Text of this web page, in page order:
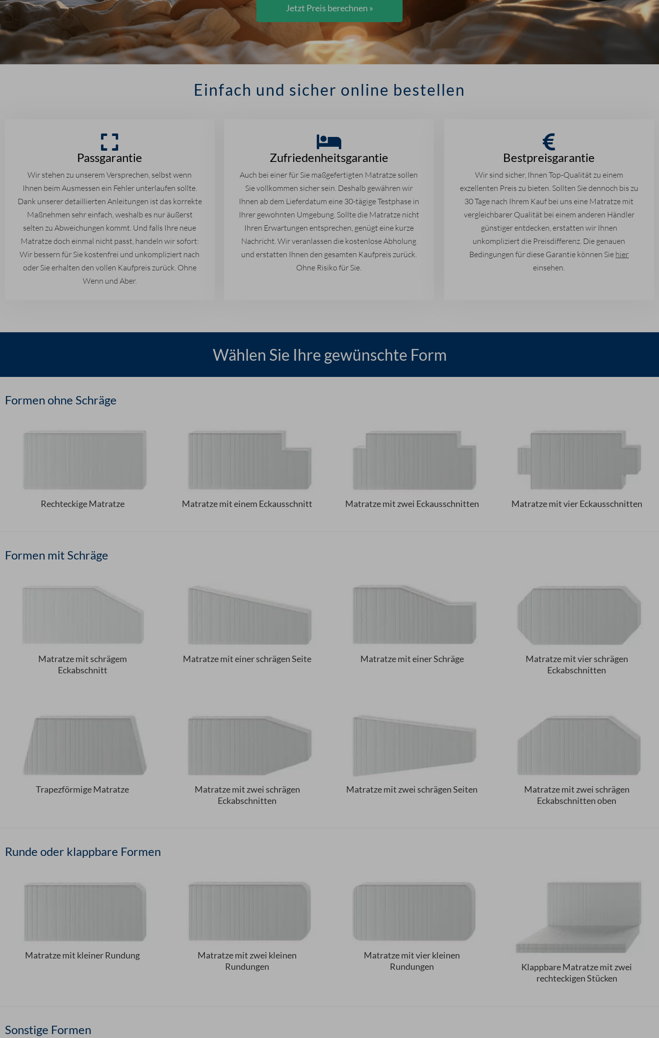
Jetzt Preis berechnen »
Einfach und sicher online bestellen
Passgarantie
Wir stehen zu unserem Versprechen, selbst wenn
Ihnen beim Ausmessen ein Fehler unterlaufen sollte.
Dank unserer detaillierten Anleitungen ist das korrekte
Maßnehmen sehr einfach, weshalb es nur äußerst
selten zu Abweichungen kommt. Und falls Ihre neue
Matratze doch einmal nicht passt, handeln wir sofort:
Wir bessern für Sie kostenfrei und unkompliziert nach
oder Sie erhalten den vollen Kaufpreis zurück. Ohne
Wenn und Aber.
Zufriedenheitsgarantie
Auch bei einer für Sie maßgefertigten Matratze sollen
Sie vollkommen sicher sein. Deshalb gewähren wir
Ihnen ab dem Lieferdatum eine 30-tägige Testphase in
Ihrer gewohnten Umgebung. Sollte die Matratze nicht
Ihren Erwartungen entsprechen, genügt eine kurze
Nachricht. Wir veranlassen die kostenlose Abholung
und erstatten Ihnen den gesamten Kaufpreis zurück.
Ohne Risiko für Sie.
Bestpreisgarantie
Wir sind sicher, Ihnen Top-Qualität zu einem
exzellenten Preis zu bieten. Sollten Sie dennoch bis zu
30 Tage nach Ihrem Kauf bei uns eine Matratze mit
vergleichbarer Qualität bei einem anderen Händler
günstiger entdecken, erstatten wir Ihnen
unkompliziert die Preisdifferenz. Die genauen
Bedingungen für diese Garantie können Sie hier
einsehen.
Wählen Sie Ihre gewünschte Form
Formen ohne Schräge
Rechteckige Matratze Matratze mit einem Eckausschnitt Matratze mit zwei Eckausschnitten Matratze mit vier Eckausschnitten
Formen mit Schräge
Matratze mit schrägem
Eckabschnitt
Matratze mit einer schrägen Seite Matratze mit einer Schräge
Matratze mit vier schrägen
Eckabschnitten
Trapezförmige Matratze
Matratze mit zwei schrägen
Eckabschnitten
Matratze mit zwei schrägen Seiten
Matratze mit zwei schrägen
Eckabschnitten oben
Runde oder klappbare Formen
Matratze mit kleiner Rundung
Matratze mit zwei kleinen
Rundungen
Matratze mit vier kleinen
Rundungen
Klappbare Matratze mit zwei
rechteckigen Stücken
Sonstige Formen